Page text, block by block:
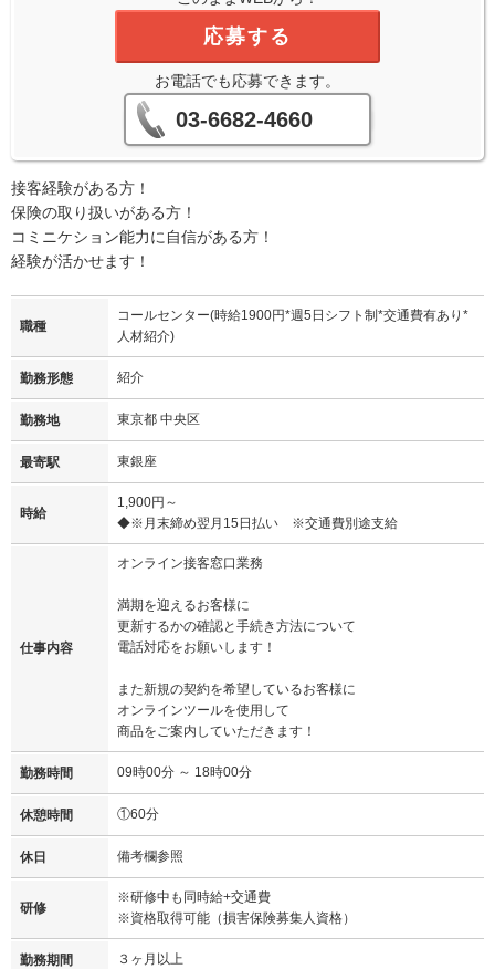
応募する
お電話でも応募できます。
03-6682-4660
接客経験がある方！
保険の取り扱いがある方！
コミニケション能力に自信がある方！
経験が活かせます！
職種
コールセンター(時給1900円*週5日シフト制*交通費有あり*
人材紹介)
勤務形態 紹介
勤務地 東京都 中央区
最寄駅 東銀座
時給
1,900円～
◆※月末締め翌月15日払い ※交通費別途支給
仕事内容
オンライン接客窓口業務
満期を迎えるお客様に
更新するかの確認と手続き方法について
電話対応をお願いします！
また新規の契約を希望しているお客様に
オンラインツールを使用して
商品をご案内していただきます！
勤務時間 09時00分 ～ 18時00分
休憩時間 ①60分
休日 備考欄参照
研修
※研修中も同時給+交通費
※資格取得可能（損害保険募集人資格）
勤務期間 ３ヶ月以上